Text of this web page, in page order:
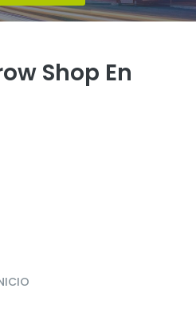
Shop En